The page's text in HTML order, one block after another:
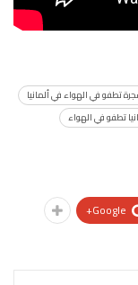
تطفو في الهواء في ألمانيا
تطفو في الهواء
Google+